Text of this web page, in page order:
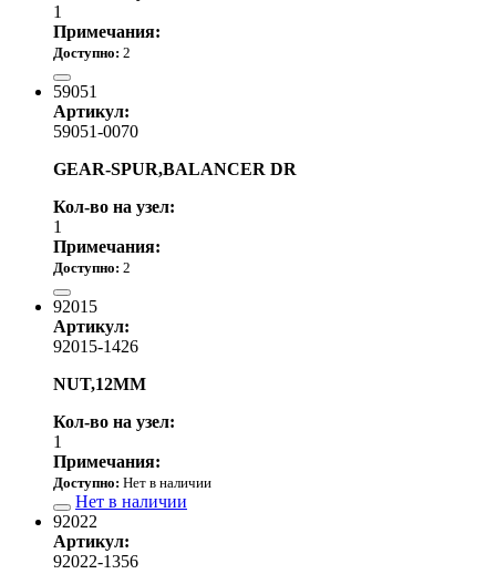
1
Примечания:
Доступно: 2
59051
Артикул:
59051-0070
GEAR-SPUR,BALANCER DR
Кол-во на узел:
1
Примечания:
Доступно: 2
92015
Артикул:
92015-1426
NUT,12MM
Кол-во на узел:
1
Примечания:
Доступно: Нет в наличии
Нет в наличии
92022
Артикул:
92022-1356